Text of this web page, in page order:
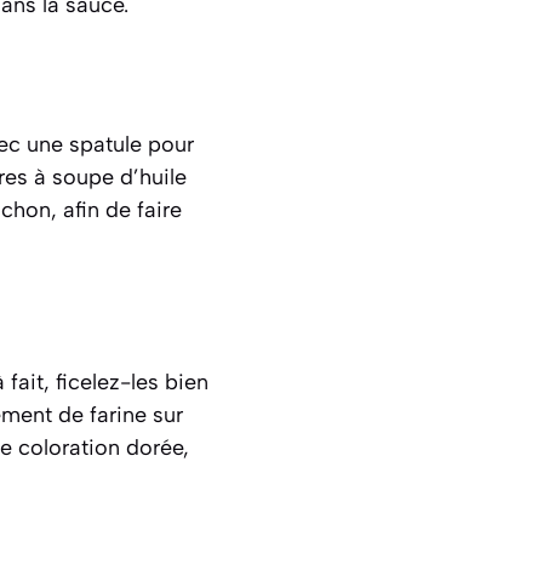
une spatule pour
à soupe d’huile
afin de faire
fait, ficelez-les bien
de farine sur
coloration dorée,